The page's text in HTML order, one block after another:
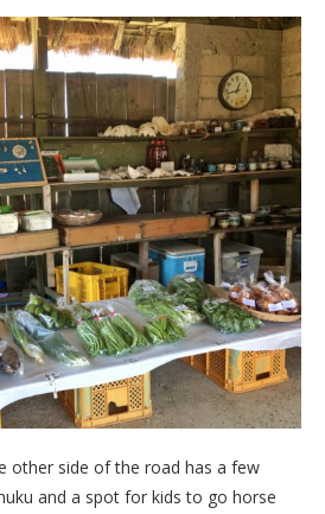
other side of the road has a few
and a spot for kids to go horse